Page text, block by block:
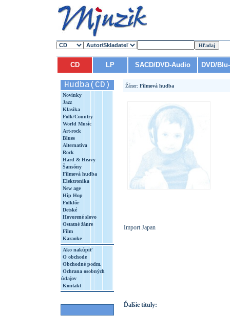
CD LP SACD/DVD-Audio DVD/
Hudba(CD)
Novinky
Jazz
Klasika
Folk/Country
World Music
Art-rock
Blues
Alternatíva
Rock
Hard & Heavy
Šansóny
Filmová hudba
Elektronika
New age
Hip Hop
Folklór
Detské
Hovorené slovo
Ostatné žánre
Film
Karaoke
Ako nakúpiť
O obchode
Obchodné podm.
Ochrana osobných
údajov
Kontakt
Žáner: Filmová hudba
Import Japan
Ďalšie tituly: